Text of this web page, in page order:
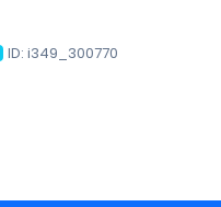
ID: i349_300770